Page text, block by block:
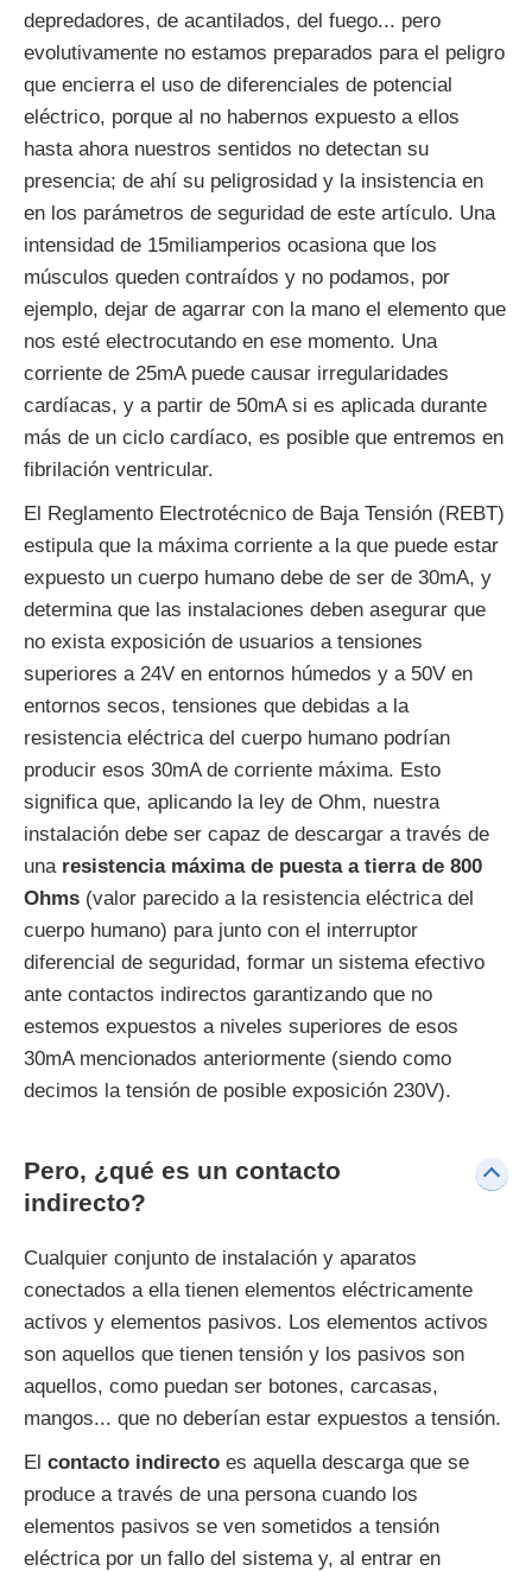
depredadores, de acantilados, del fuego... pero
evolutivamente no estamos preparados para el peligro
que encierra el uso de diferenciales de potencial
eléctrico, porque al no habernos expuesto a ellos
hasta ahora nuestros sentidos no detectan su
presencia; de ahí su peligrosidad y la insistencia en
en los parámetros de seguridad de este artículo. Una
intensidad de 15miliamperios ocasiona que los
músculos queden contraídos y no podamos, por
ejemplo, dejar de agarrar con la mano el elemento que
nos esté electrocutando en ese momento. Una
corriente de 25mA puede causar irregularidades
cardíacas, y a partir de 50mA si es aplicada durante
más de un ciclo cardíaco, es posible que entremos en
fibrilación ventricular.
El Reglamento Electrotécnico de Baja Tensión (REBT)
estipula que la máxima corriente a la que puede estar
expuesto un cuerpo humano debe de ser de 30mA, y
determina que las instalaciones deben asegurar que
no exista exposición de usuarios a tensiones
superiores a 24V en entornos húmedos y a 50V en
entornos secos, tensiones que debidas a la
resistencia eléctrica del cuerpo humano podrían
producir esos 30mA de corriente máxima. Esto
significa que, aplicando la ley de Ohm, nuestra
instalación debe ser capaz de descargar a través de
una resistencia máxima de puesta a tierra de 800
Ohms (valor parecido a la resistencia eléctrica del
cuerpo humano) para junto con el interruptor
diferencial de seguridad, formar un sistema efectivo
ante contactos indirectos garantizando que no
estemos expuestos a niveles superiores de esos
30mA mencionados anteriormente (siendo como
decimos la tensión de posible exposición 230V).
Pero, ¿qué es un contacto
indirecto?
Cualquier conjunto de instalación y aparatos
conectados a ella tienen elementos eléctricamente
activos y elementos pasivos. Los elementos activos
son aquellos que tienen tensión y los pasivos son
aquellos, como puedan ser botones, carcasas,
mangos... que no deberían estar expuestos a tensión.
El contacto indirecto es aquella descarga que se
produce a través de una persona cuando los
elementos pasivos se ven sometidos a tensión
eléctrica por un fallo del sistema y, al entrar en